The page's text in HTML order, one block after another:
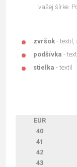
vašej šírke.
zvršok - textil,
podšívka -
stielka - textil
EUR
40
41
42
43